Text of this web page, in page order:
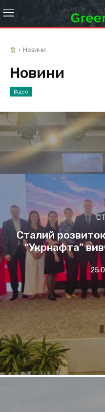
Новини
Новини
Відео
Сталий розвиток
“Укрнафта”